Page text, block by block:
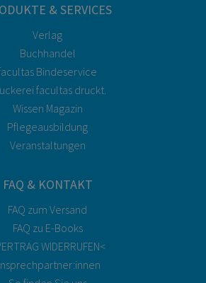
& SERVICES
Verlag
Buchhandel
Bindeservice
facultas druckt.
Wissen Magazin
Pflegeausbildung
Veranstaltungen
FAQ & KONTAKT
FAQ zum Versand
FAQ zu E-Books
WIDERRUFEN<